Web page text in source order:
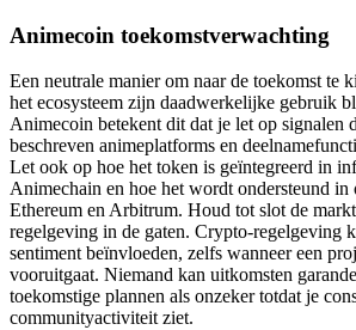
Animecoin toekomstverwachting
Een neutrale manier om naar de toekomst te
het ecosysteem zijn daadwerkelijke gebruik
Animecoin betekent dit dat je let op signalen
beschreven animeplatforms en
Let ook op hoe het token is geïntegreerd in
Animechain en hoe het wordt ondersteund in
Ethereum en Arbitrum. Houd tot slot de
regelgeving in de gaten. Crypto-regelgeving
sentiment beïnvloeden, zelfs wanneer een
vooruitgaat. Niemand kan uitkomsten
toekomstige plannen als onzeker totdat je
communityactiviteit ziet.